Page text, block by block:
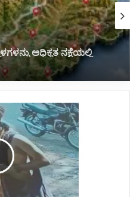
ಅಧಿಕೃತ ನಕ್ಷೆಯಲ್ಲಿ
ತಿರುಗೇಟು*